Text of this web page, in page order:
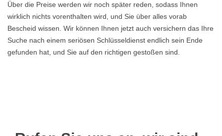
Über die Preise werden wir noch später reden, sodass Ihnen
wirklich nichts vorenthalten wird, und Sie über alles vorab
Bescheid wissen. Wir können Ihnen jetzt auch versichern das Ihre
Suche nach einem seriösen Schlüsseldienst endlich sein Ende
gefunden hat, und Sie auf den richtigen gestoßen sind.